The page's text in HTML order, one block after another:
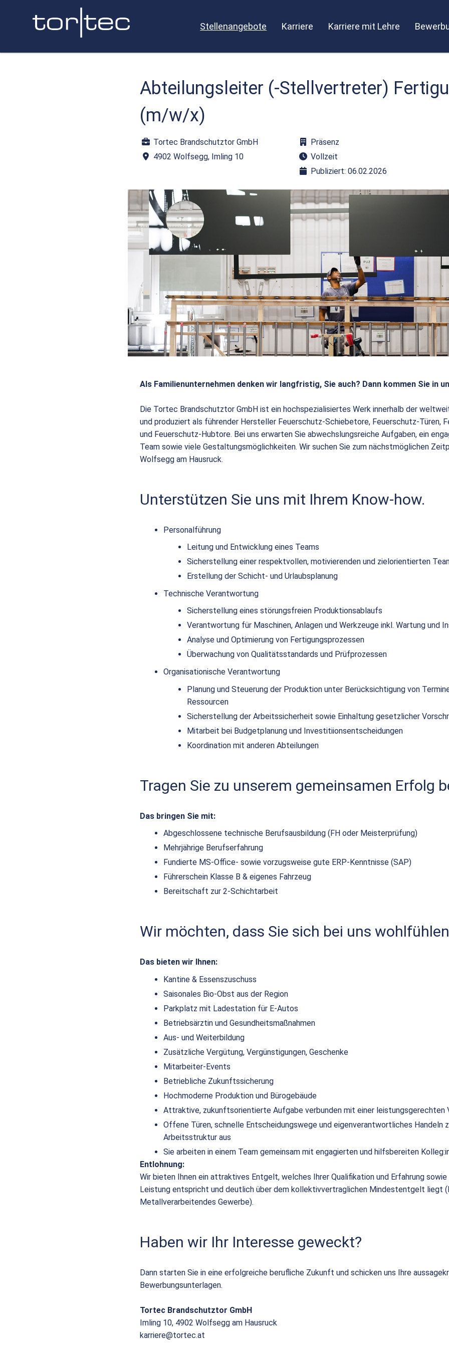
Stellenangebote Karriere Karriere mit Lehre
Abteilungsleiter (-Stellvertreter)
(m/w/x)
Tortec Brandschutztor GmbH
4902 Wolfsegg, Imling 10
Präsenz
Vollzeit
Publiziert: 06.02.2026
Als Familienunternehmen denken wir langfristig, Sie auch? Dann kommen Sie in
Die Tortec Brandschutztor GmbH ist ein hochspezialisiertes Werk innerhalb der
und produziert als führender Hersteller Feuerschutz-Schiebetore, Feuerschutz-Türen,
und Feuerschutz-Hubtore. Bei uns erwarten Sie abwechslungsreiche Aufgaben, ein
Team sowie viele Gestaltungsmöglichkeiten. Wir suchen Sie zum nächstmöglichen
Wolfsegg am Hausruck.
Unterstützen Sie uns mit Ihrem Know-how.
Personalführung
Leitung und Entwicklung eines Teams
Sicherstellung einer respektvollen, motivierenden und zielorientierten
Erstellung der Schicht- und Urlaubsplanung
Technische Verantwortung
Sicherstellung eines störungsfreien Produktionsablaufs
Verantwortung für Maschinen, Anlagen und Werkzeuge inkl. Wartung und
Analyse und Optimierung von Fertigungsprozessen
Überwachung von Qualitätsstandards und Prüfprozessen
Organisationische Verantwortung
Planung und Steuerung der Produktion unter Berücksichtigung von
Ressourcen
Sicherstellung der Arbeitssicherheit sowie Einhaltung gesetzlicher
Mitarbeit bei Budgetplanung und Investitiionsentscheidungen
Koordination mit anderen Abteilungen
Tragen Sie zu unserem gemeinsamen Erfolg
Das bringen Sie mit:
Abgeschlossene technische Berufsausbildung (FH oder Meisterprüfung)
Mehrjährige Berufserfahrung
Fundierte MS-Office- sowie vorzugsweise gute ERP-Kenntnisse (SAP)
Führerschein Klasse B & eigenes Fahrzeug
Bereitschaft zur 2-Schichtarbeit
Wir möchten, dass Sie sich bei uns
Das bieten wir Ihnen:
Kantine & Essenszuschuss
Saisonales Bio-Obst aus der Region
Parkplatz mit Ladestation für E-Autos
Betriebsärztin und Gesundheitsmaßnahmen
Aus- und Weiterbildung
Zusätzliche Vergütung, Vergünstigungen, Geschenke
Mitarbeiter-Events
Betriebliche Zukunftssicherung
Hochmoderne Produktion und Bürogebäude
Attraktive, zukunftsorientierte Aufgabe verbunden mit einer leistungsgerechten
Offene Türen, schnelle Entscheidungswege und eigenverantwortliches Handeln
Arbeitsstruktur aus
Sie arbeiten in einem Team gemeinsam mit engagierten und hilfsbereiten
Entlohnung:
Wir bieten Ihnen ein attraktives Entgelt, welches Ihrer Qualifikation und Erfahrung sowie
Leistung entspricht und deutlich über dem kollektivvertraglichen Mindestentgelt liegt
Metallverarbeitendes Gewerbe).
Haben wir Ihr Interesse geweckt?
Dann starten Sie in eine erfolgreiche berufliche Zukunft und schicken uns Ihre
Bewerbungsunterlagen.
Tortec Brandschutztor GmbH
Imling 10, 4902 Wolfsegg am Hausruck
karriere@tortec.at